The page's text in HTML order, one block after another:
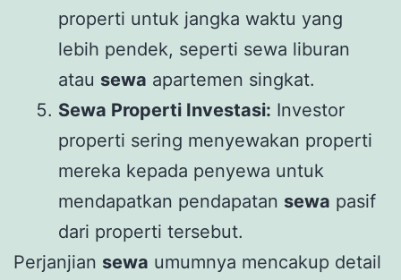
properti untuk jangka waktu yang
lebih pendek, seperti sewa liburan
atau sewa apartemen singkat.
Sewa Properti Investasi: Investor
properti sering menyewakan properti
mereka kepada penyewa untuk
mendapatkan pendapatan sewa pasif
dari properti tersebut.
Perjanjian sewa umumnya mencakup detail